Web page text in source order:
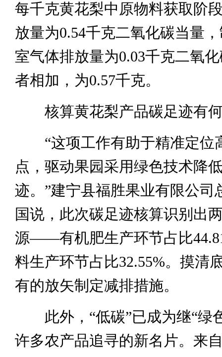
每千克黄花梨中原物料获取阶
放量为0.54千克二氧化碳当量
室气体排放量为0.03千克二氧
者相加，为0.57千克。
核算黄花梨产品碳足迹有
“这项工作有助于精准定位
点，驱动果园采用绿色技术降
迹。”建宁县福胜果业有限公司
国说，此次碳足迹核算识别出
源——有机肥生产环节占比
料生产环节占比32.55%。摸清
有的放矢制定减排措施。
此外，“低碳”已成为继“绿
许多农产品追寻的新名片。来